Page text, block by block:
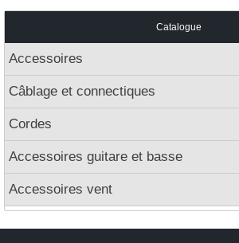
Catalogue
Accessoires
Câblage et connectiques
Cordes
Accessoires guitare et basse
Accessoires vent